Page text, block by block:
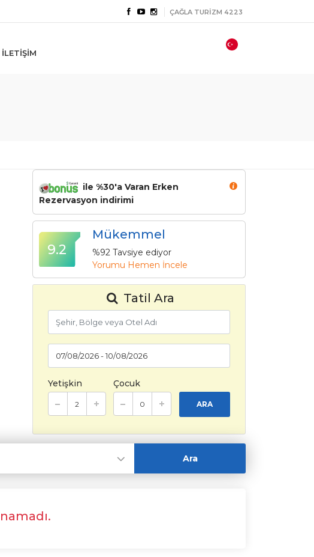
ÇAĞLA TURİZM 4223
İLETİŞİM
ile %30'a Varan Erken
Rezervasyon indirimi
9.2
Mükemmel
%92 Tavsiye ediyor
Yorumu Hemen İncele
Tatil Ara
Yetişkin Çocuk
ARA